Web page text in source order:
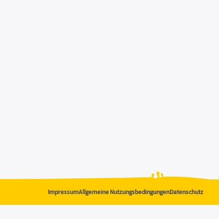
ImpressumAllgemeine NutzungsbedingungenDatenschutz